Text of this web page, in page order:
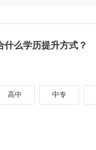
么学历提升方式？
高中 中专